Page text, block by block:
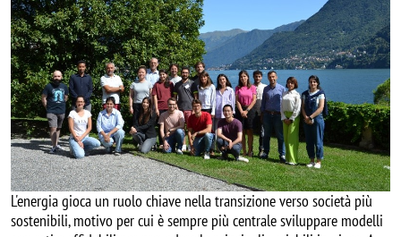
L'energia gioca un ruolo chiave nella transizione verso società più
sostenibili, motivo per cui è sempre più centrale sviluppare modelli